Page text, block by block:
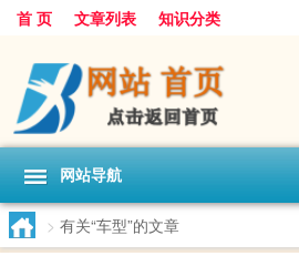
首 页 文章列表 知识分类
网站导航
> 有关“车型”的文章